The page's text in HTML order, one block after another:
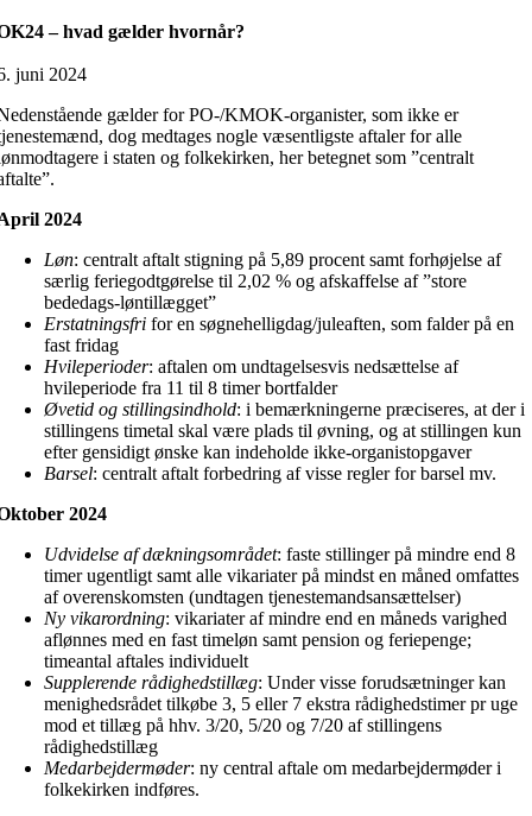
– hvad gælder hvornår?
juni 2024
gælder for PO-/KMOK-organister, som ikke er
dog medtages nogle væsentligste aftaler for alle
i staten og folkekirken, her betegnet som ”centralt
2024
Løn: centralt aftalt stigning på 5,89 procent samt forhøjelse af
særlig feriegodtgørelse til 2,02 % og afskaffelse af ”store
bededags-løntillægget”
Erstatningsfri for en søgnehelligdag/juleaften, som falder på en
fast fridag
Hvileperioder: aftalen om undtagelsesvis nedsættelse af
hvileperiode fra 11 til 8 timer bortfalder
Øvetid og stillingsindhold: i bemærkningerne præciseres, at der i
stillingens timetal skal være plads til øvning, og at stillingen kun
efter gensidigt ønske kan indeholde ikke-organistopgaver
Barsel: centralt aftalt forbedring af visse regler for barsel mv.
2024
Udvidelse af dækningsområdet: faste stillinger på mindre end 8
timer ugentligt samt alle vikariater på mindst en måned omfattes
af overenskomsten (undtagen tjenestemandsansættelser)
Ny vikarordning: vikariater af mindre end en måneds varighed
aflønnes med en fast timeløn samt pension og feriepenge;
timeantal aftales individuelt
Supplerende rådighedstillæg: Under visse forudsætninger kan
menighedsrådet tilkøbe 3, 5 eller 7 ekstra rådighedstimer pr uge
mod et tillæg på hhv. 3/20, 5/20 og 7/20 af stillingens
rådighedstillæg
Medarbejdermøder: ny central aftale om medarbejdermøder i
folkekirken indføres.